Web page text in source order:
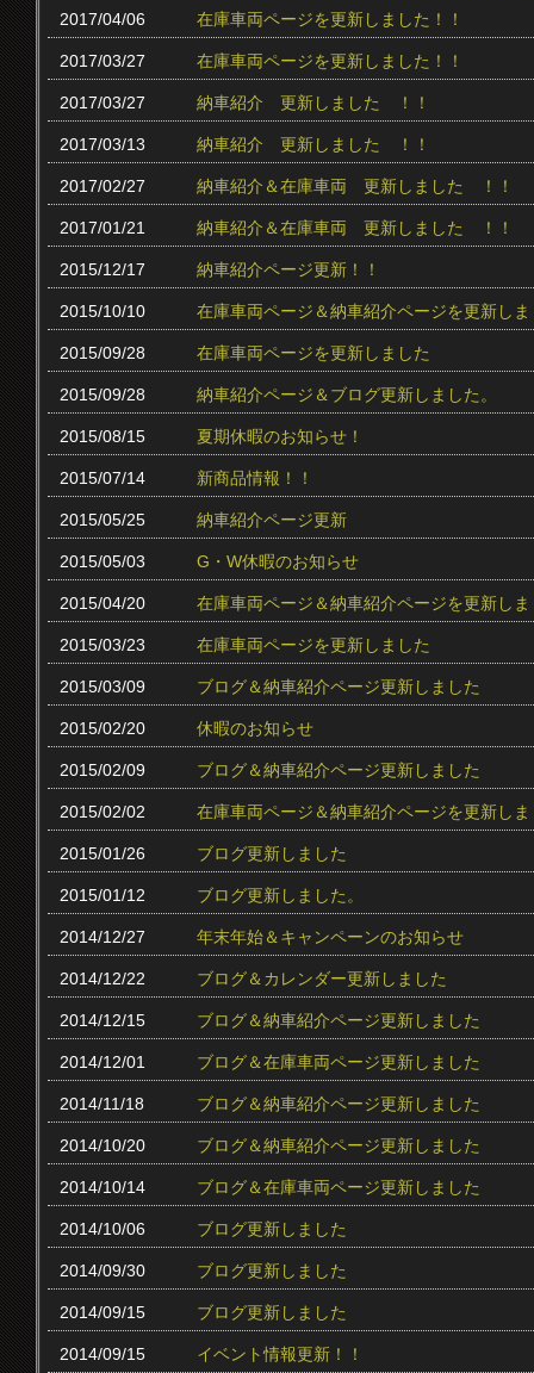
2017/04/06 在庫車両ページを更新しました！！
2017/03/27 在庫車両ページを更新しました！！
2017/03/27 納車紹介 更新しました ！！
2017/03/13 納車紹介 更新しました ！！
2017/02/27 納車紹介＆在庫車両 更新しました ！！
2017/01/21 納車紹介＆在庫車両 更新しました ！！
2015/12/17 納車紹介ページ更新！！
2015/10/10 在庫車両ページ＆納車紹介ページを更新し
2015/09/28 在庫車両ページを更新しました
2015/09/28 納車紹介ページ＆ブログ更新しました。
2015/08/15 夏期休暇のお知らせ！
2015/07/14 新商品情報！！
2015/05/25 納車紹介ページ更新
2015/05/03 G・W休暇のお知らせ
2015/04/20 在庫車両ページ＆納車紹介ページを更新し
2015/03/23 在庫車両ページを更新しました
2015/03/09 ブログ＆納車紹介ページ更新しました
2015/02/20 休暇のお知らせ
2015/02/09 ブログ＆納車紹介ページ更新しました
2015/02/02 在庫車両ページ＆納車紹介ページを更新し
2015/01/26 ブログ更新しました
2015/01/12 ブログ更新しました。
2014/12/27 年末年始＆キャンペーンのお知らせ
2014/12/22 ブログ＆カレンダー更新しました
2014/12/15 ブログ＆納車紹介ページ更新しました
2014/12/01 ブログ＆在庫車両ページ更新しました
2014/11/18 ブログ＆納車紹介ページ更新しました
2014/10/20 ブログ＆納車紹介ページ更新しました
2014/10/14 ブログ＆在庫車両ページ更新しました
2014/10/06 ブログ更新しました
2014/09/30 ブログ更新しました
2014/09/15 ブログ更新しました
2014/09/15 イベント情報更新！！